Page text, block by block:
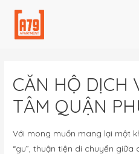
CĂN HỘ DỊCH
TÂM QUẬN
Với mong muốn mang lại một
“gu”, thuận tiện di chuyển